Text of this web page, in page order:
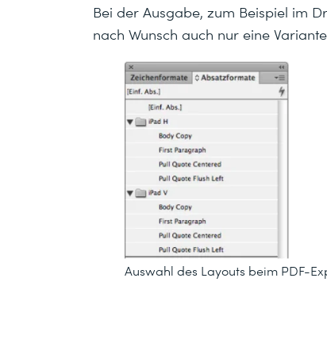
Bei der Ausgabe, zum Beispiel im
nach Wunsch auch nur eine
Auswahl des Layouts beim PDF-